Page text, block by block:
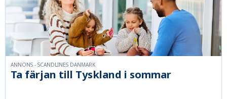
Ta färjan till Tyskland i sommar
ANNONS - SCANDLINES DANMARK